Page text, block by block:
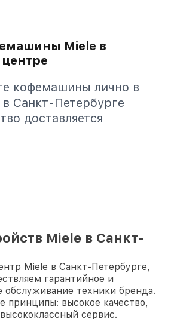
Miele в
кофемашины лично в
Санкт-Петербурге
доставляется
Miele в Санкт-
Miele в Санкт-Петербурге,
гарантийное и
обслуживание техники бренда.
принципы: высокое качество,
сервис.